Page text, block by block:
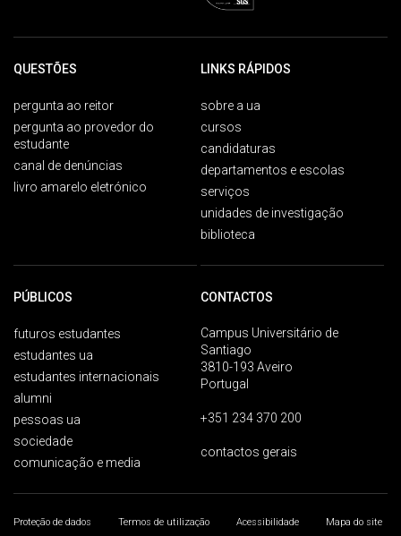
QUESTÕES
pergunta ao reitor
pergunta ao provedor do
estudante
canal de denúncias
livro amarelo eletrónico
LINKS RÁPIDOS
sobre a ua
cursos
candidaturas
departamentos e escolas
serviços
unidades de investigação
biblioteca
PÚBLICOS
futuros estudantes
estudantes ua
estudantes internacionais
alumni
pessoas ua
sociedade
comunicação e media
CONTACTOS
Campus Universitário de
Santiago
3810-193 Aveiro
Portugal
+351 234 370 200
contactos gerais
Proteção de dados Termos de utilização Acessibilidade Mapa do site